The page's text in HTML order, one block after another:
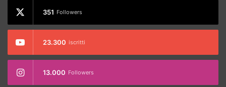
351 Followers
23.300 iscritti
13.000 Followers